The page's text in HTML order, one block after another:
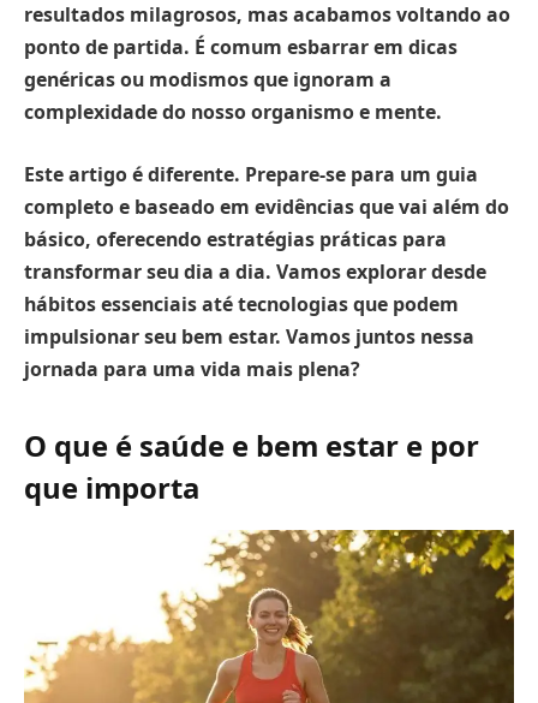
resultados milagrosos, mas acabamos voltando ao
ponto de partida. É comum esbarrar em dicas
genéricas ou modismos que ignoram a
complexidade do nosso organismo e mente.
Este artigo é diferente. Prepare-se para um guia
completo e baseado em evidências que vai além do
básico, oferecendo estratégias práticas para
transformar seu dia a dia. Vamos explorar desde
hábitos essenciais até tecnologias que podem
impulsionar seu bem estar. Vamos juntos nessa
jornada para uma vida mais plena?
O que é saúde e bem estar e por
que importa